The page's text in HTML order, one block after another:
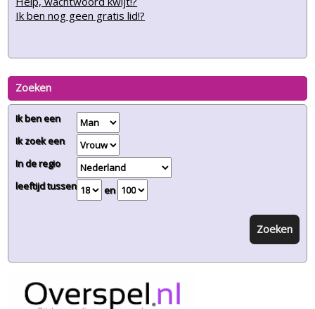
Ik ben nog geen gratis lid!?
Zoeken
Ik ben een
Ik zoek een
In de regio
leeftijd tussen
en
Zoeken